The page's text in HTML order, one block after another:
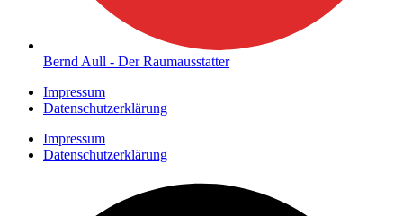
Bernd Aull - Der Raumausstatter
Impressum
Datenschutzerklärung
Impressum
Datenschutzerklärung